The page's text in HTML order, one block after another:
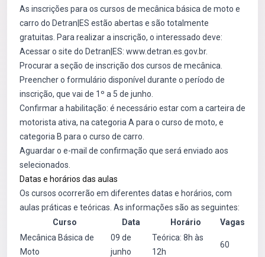
As inscrições para os cursos de mecânica básica de moto e
carro do Detran|ES estão abertas e são totalmente
gratuitas. Para realizar a inscrição, o interessado deve:
Acessar o site do Detran|ES: www.detran.es.gov.br.
Procurar a seção de inscrição dos cursos de mecânica.
Preencher o formulário disponível durante o período de
inscrição, que vai de 1º a 5 de junho.
Confirmar a habilitação: é necessário estar com a carteira de
motorista ativa, na categoria A para o curso de moto, e
categoria B para o curso de carro.
Aguardar o e-mail de confirmação que será enviado aos
selecionados.
Datas e horários das aulas
Os cursos ocorrerão em diferentes datas e horários, com
aulas práticas e teóricas. As informações são as seguintes:
Curso
Data Horário
Vagas
Mecânica Básica de
Moto
09 de
junho
Teórica: 8h às
12h
60